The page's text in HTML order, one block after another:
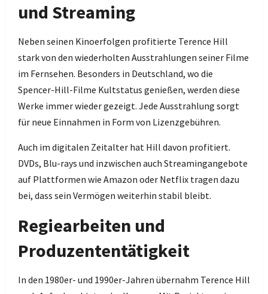
und Streaming
Neben seinen Kinoerfolgen profitierte Terence Hill
stark von den wiederholten Ausstrahlungen seiner Filme
im Fernsehen. Besonders in Deutschland, wo die
Spencer-Hill-Filme Kultstatus genießen, werden diese
Werke immer wieder gezeigt. Jede Ausstrahlung sorgt
für neue Einnahmen in Form von Lizenzgebühren.
Auch im digitalen Zeitalter hat Hill davon profitiert.
DVDs, Blu-rays und inzwischen auch Streamingangebote
auf Plattformen wie Amazon oder Netflix tragen dazu
bei, dass sein Vermögen weiterhin stabil bleibt.
Regiearbeiten und
Produzententätigkeit
In den 1980er- und 1990er-Jahren übernahm Terence Hill